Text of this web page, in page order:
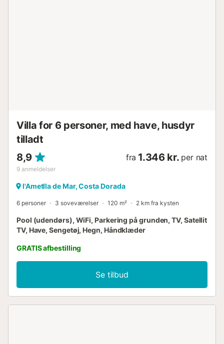
Villa for 6 personer, med have, husdyr
tilladt
8,9
9 anmeldelser
fra 1.346 kr. per nat
l'Ametlla de Mar, Costa Dorada
6 personer 3 soveværelser 120 m² 2 km fra kysten
Pool (udendørs), WiFi, Parkering på grunden, TV, Satellit
TV, Have, Sengetøj, Hegn, Håndklæder
GRATIS afbestilling
Se tilbud